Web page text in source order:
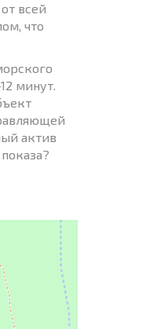
всей
что
минут.
актив